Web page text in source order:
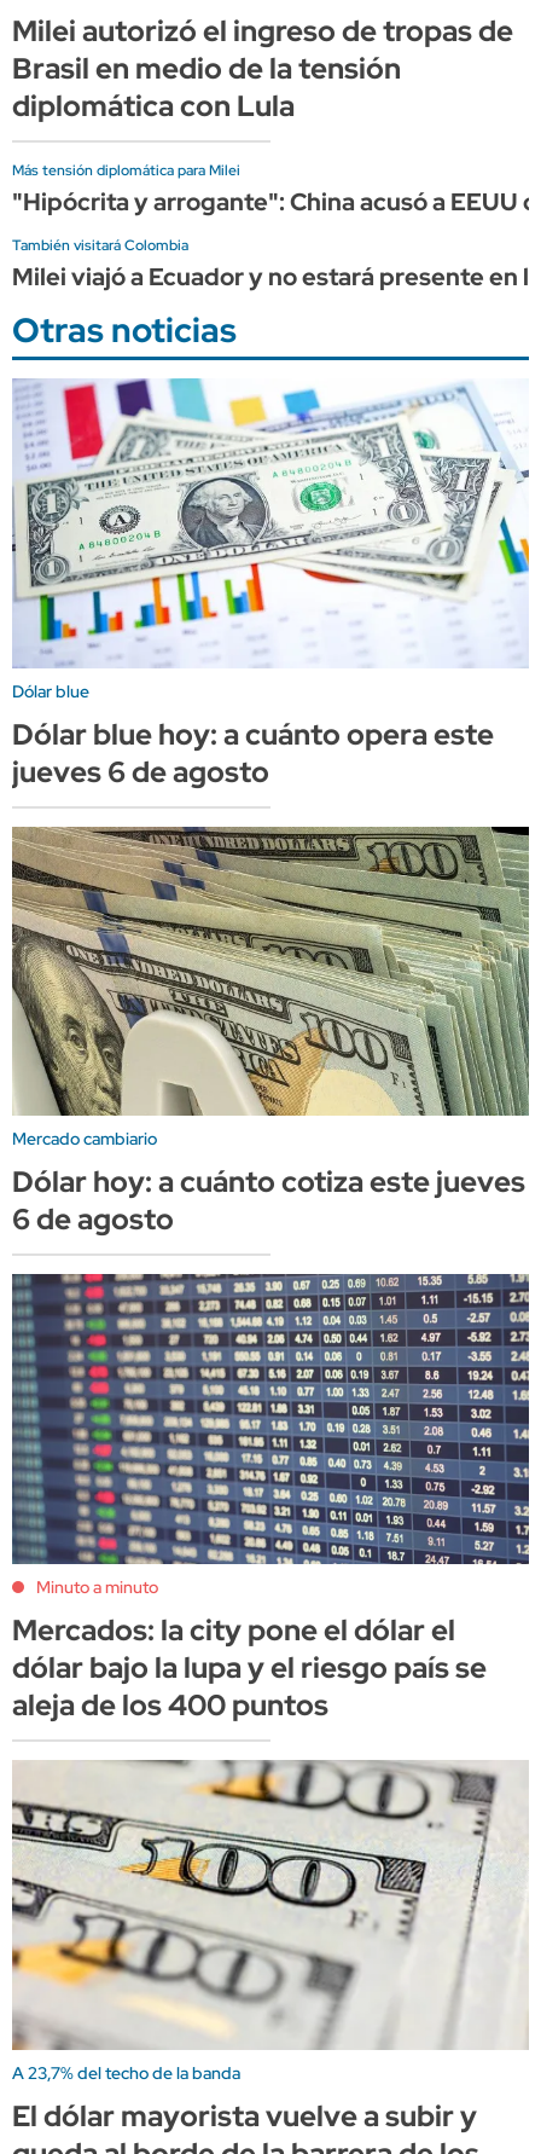
Milei autorizó el ingreso de tropas de
Brasil en medio de la tensión
diplomática con Lula
Más tensión diplomática para Milei
"Hipócrita y arrogante": China acusó a
También visitará Colombia
Milei viajó a Ecuador y no estará presente
Otras noticias
Dólar blue
Dólar blue hoy: a cuánto opera este
jueves 6 de agosto
Mercado cambiario
Dólar hoy: a cuánto cotiza este jueves
6 de agosto
Minuto a minuto
Mercados: la city pone el dólar el
dólar bajo la lupa y el riesgo país se
aleja de los 400 puntos
A 23,7% del techo de la banda
El dólar mayorista vuelve a subir y